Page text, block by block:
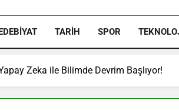
TARIH SPOR
Zeka ile Bilimde Devrim Başlıyor!